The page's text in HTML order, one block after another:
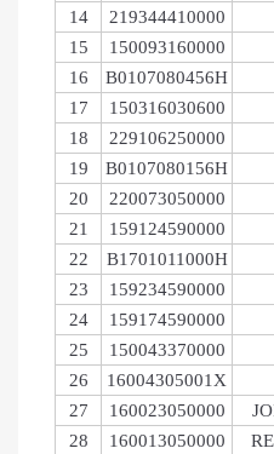
14
219344410000
15
150093160000
16
B0107080456H
17
150316030600
18
229106250000
19
B0107080156H
20
220073050000
21
159124590000
22
B1701011000H
23
159234590000
24
159174590000
25
150043370000
26
16004305001X
27
160023050000
28
160013050000